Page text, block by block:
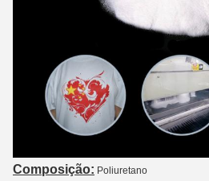
Composição: Poliuretano